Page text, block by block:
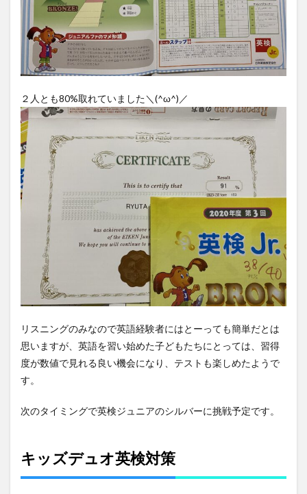
２人とも80%取れていました＼(^ω^)／
リスニングのみなので英語経験者にはとーっても簡単だとは
思いますが、英語を習い始めた子どもたちにとっては、習得
度が数値で見れる良い機会になり、テストも楽しめたようで
す。
次のタイミングで英検ジュニアのシルバーに挑戦予定です。
キッズデュオ英検対策